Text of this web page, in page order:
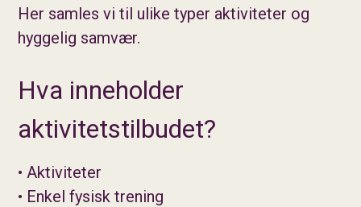
Her samles vi til ulike typer aktiviteter og
hyggelig samvær.
Hva inneholder
aktivitetstilbudet?
• Aktiviteter
• Enkel fysisk trening